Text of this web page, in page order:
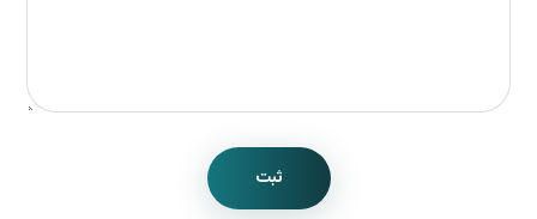
ثبت